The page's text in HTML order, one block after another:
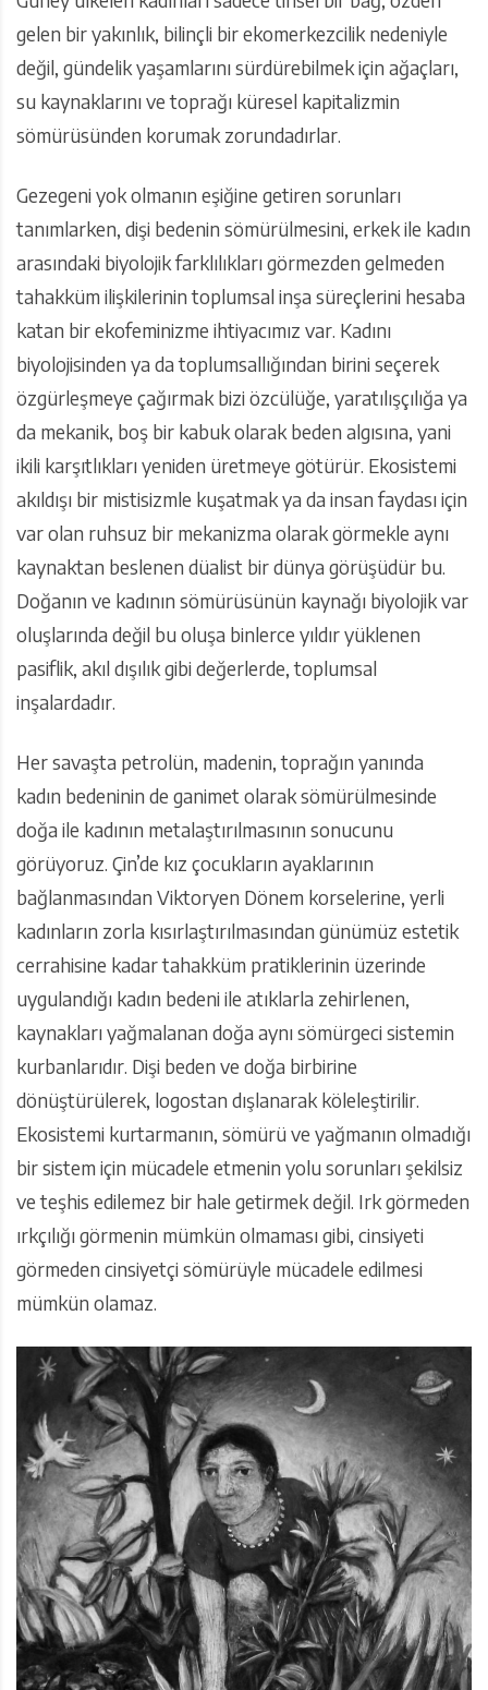
gelen bir yakınlık, bilinçli bir ekomerkezcilik nedeniyle
değil, gündelik yaşamlarını sürdürebilmek için ağaçları,
su kaynaklarını ve toprağı küresel kapitalizmin
sömürüsünden korumak zorundadırlar.
Gezegeni yok olmanın eşiğine getiren sorunları
tanımlarken, dişi bedenin sömürülmesini, erkek ile kadın
arasındaki biyolojik farklılıkları görmezden gelmeden
tahakküm ilişkilerinin toplumsal inşa süreçlerini hesaba
katan bir ekofeminizme ihtiyacımız var. Kadını
biyolojisinden ya da toplumsallığından birini seçerek
özgürleşmeye çağırmak bizi özcülüğe, yaratılışçılığa ya
da mekanik, boş bir kabuk olarak beden algısına, yani
ikili karşıtlıkları yeniden üretmeye götürür. Ekosistemi
akıldışı bir mistisizmle kuşatmak ya da insan faydası için
var olan ruhsuz bir mekanizma olarak görmekle aynı
kaynaktan beslenen düalist bir dünya görüşüdür bu.
Doğanın ve kadının sömürüsünün kaynağı biyolojik var
oluşlarında değil bu oluşa binlerce yıldır yüklenen
pasiflik, akıl dışılık gibi değerlerde, toplumsal
inşalardadır.
Her savaşta petrolün, madenin, toprağın yanında
kadın bedeninin de ganimet olarak sömürülmesinde
doğa ile kadının metalaştırılmasının sonucunu
görüyoruz. Çin’de kız çocukların ayaklarının
bağlanmasından Viktoryen Dönem korselerine, yerli
kadınların zorla kısırlaştırılmasından günümüz estetik
cerrahisine kadar tahakküm pratiklerinin üzerinde
uygulandığı kadın bedeni ile atıklarla zehirlenen,
kaynakları yağmalanan doğa aynı sömürgeci sistemin
kurbanlarıdır. Dişi beden ve doğa birbirine
dönüştürülerek, logostan dışlanarak köleleştirilir.
Ekosistemi kurtarmanın, sömürü ve yağmanın olmadığı
bir sistem için mücadele etmenin yolu sorunları şekilsiz
ve teşhis edilemez bir hale getirmek değil. Irk görmeden
ırkçılığı görmenin mümkün olmaması gibi, cinsiyeti
görmeden cinsiyetçi sömürüyle mücadele edilmesi
mümkün olamaz.